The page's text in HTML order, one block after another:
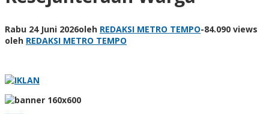
Rabu 24 Juni 2026oleh REDAKSI METRO TEMPO-84.090 views
oleh REDAKSI METRO TEMPO